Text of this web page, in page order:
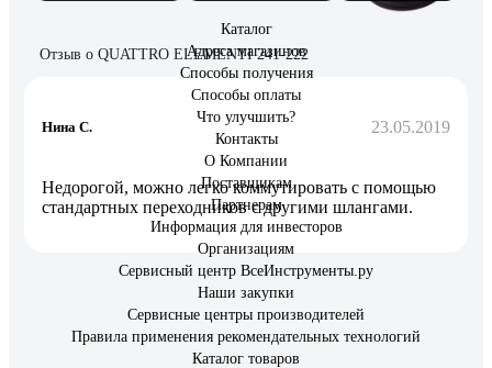
Отзыв о QUATTRO ELEMENTI 241-222
Нина С. 23.05.2019
Недорогой, можно легко коммутировать с помощью
стандартных переходников с другими шлангами.
Каталог
Адреса магазинов
Способы получения
Способы оплаты
Что улучшить?
Контакты
О Компании
Поставщикам
Партнерам
Информация для инвесторов
Организациям
Сервисный центр ВсеИнструменты.ру
Наши закупки
Сервисные центры производителей
Правила применения рекомендательных технологий
Каталог товаров